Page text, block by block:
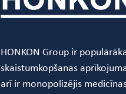
HONKON Group ir
skaistumkopšanas
arī ir monopolizējis